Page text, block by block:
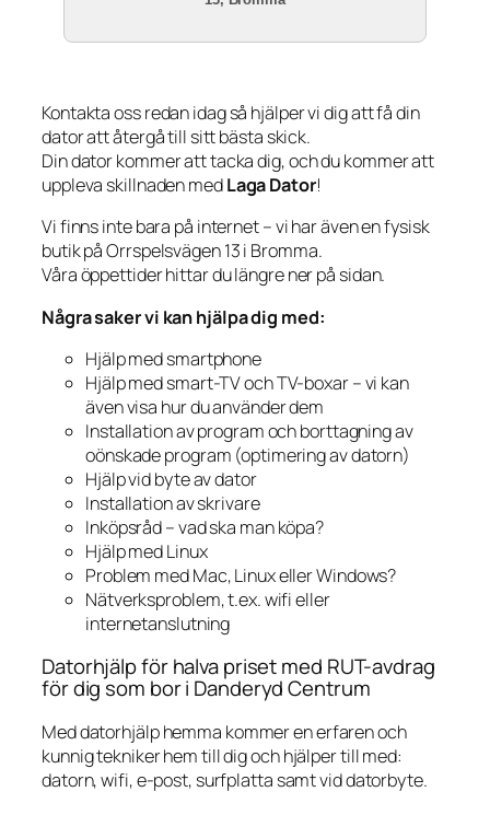
Kontakta oss redan idag så hjälper vi dig att få din
dator att återgå till sitt bästa skick.
Din dator kommer att tacka dig, och du kommer att
uppleva skillnaden medLaga Dator!
Vi finns inte bara på internet – vi har även en fysisk
butik på Orrspelsvägen 13 i Bromma.
Våra öppettider hittar du längre ner på sidan.
Några saker vi kan hjälpa dig med:
Hjälp med smartphone
Hjälp med smart-TV och TV-boxar – vi kan
även visa hur du använder dem
Installation av program och borttagning av
oönskade program (optimering av datorn)
Hjälp vid byte av dator
Installation av skrivare
Inköpsråd – vad ska man köpa?
Hjälp med Linux
Problem med Mac, Linux eller Windows?
Nätverksproblem, t.ex. wifi eller
internetanslutning
Datorhjälp för halva priset med RUT-avdrag
för dig som bor i Danderyd Centrum
Med datorhjälp hemma kommer en erfaren och
kunnig tekniker hem till dig och hjälper till med:
datorn, wifi, e-post, surfplatta samt vid datorbyte.